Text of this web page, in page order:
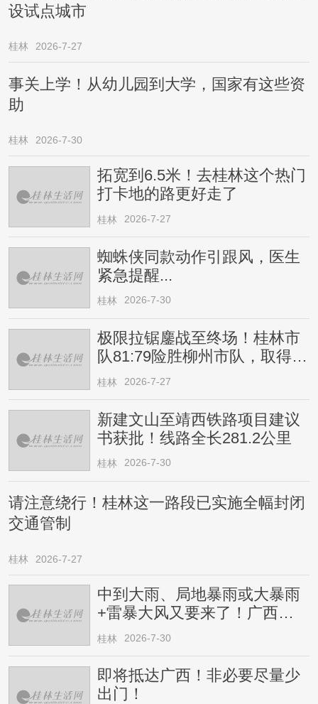
设试点城市
桂林 2026-7-27
事关上学！从幼儿园到大学，国家有这些资
助
桂林 2026-7-30
拓宽到6.5米！去桂林这个热门
打卡地的路更好走了
桂林 2026-7-27
蜘蛛侠同款动作引跟风，医生
紧急提醒...
桂林 2026-7-30
极限拉锯鏖战至终场！桂林市
队81:79险胜柳州市队，取得四
连胜
桂林 2026-7-27
新建文山至靖西铁路项目建议
书获批！线路全长281.2公里
桂林 2026-7-30
请注意绕行！桂林这一路段已实施全幅封闭
交通管制
桂林 2026-7-27
中到大雨、局地暴雨或大暴雨
+雷暴大风又要来了！广西人
请注意
桂林 2026-7-30
即将抵达广西！非必要尽量少
出门！